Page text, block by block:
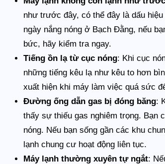
như trước đây, có thể đây là dấu
ngày nắng nóng ở Bạch Đằng, nếu
bức, hãy kiểm tra ngay.
Tiếng ồn lạ từ cục nóng: Khi cục
những tiếng kêu lạ như kêu to hơn
xuất hiện khi máy làm việc quá sức
Đường ống dẫn gas bị đóng băng:
thấy sự thiếu gas nghiêm trọng. Bạn
nóng. Nếu bạn sống gần các khu
lạnh chung cư hoạt động liên tục.
Máy lạnh thường xuyên tự ngắt: